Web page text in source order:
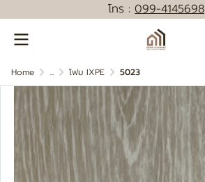
โทร : 099-4145698
Home ... โฟม IXPE 5023